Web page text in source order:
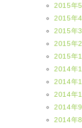
2015年
2015年
2015年
2015年
2015年
2014年
2014年
2014年
2014年
2014年